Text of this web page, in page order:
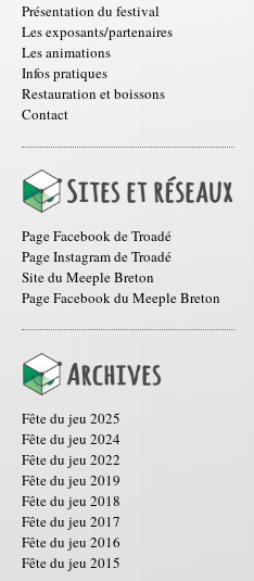
Présentation du festival
Les exposants/partenaires
Les animations
Infos pratiques
Restauration et boissons
Contact
Page Facebook de Troadé
Page Instagram de Troadé
Site du Meeple Breton
Page Facebook du Meeple Breton
Fête du jeu 2025
Fête du jeu 2024
Fête du jeu 2022
Fête du jeu 2019
Fête du jeu 2018
Fête du jeu 2017
Fête du jeu 2016
Fête du jeu 2015